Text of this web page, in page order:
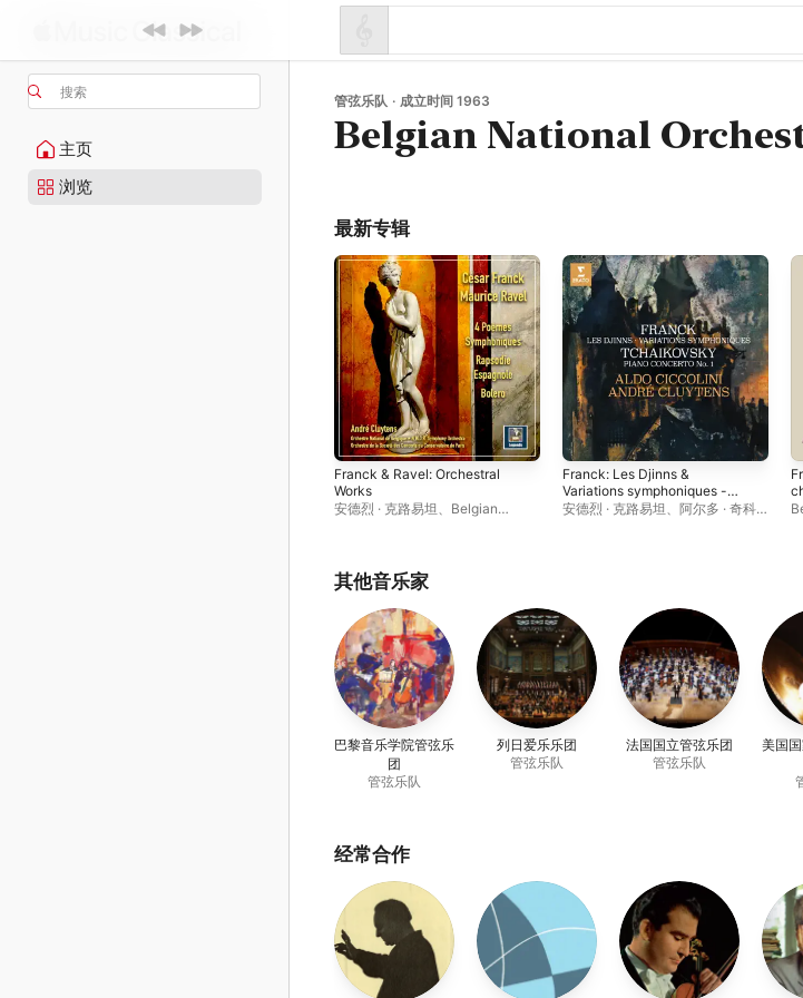
搜索
主页
浏览
管弦乐队 · 成立时间 1963
Belgian National
最新专辑
Franck & Ravel: Orchestral
Works
安德烈 · 克路易坦
Belgian
Franck: Les Djinns &
Variations symphoniques -
Tchaikovsky: Piano Concerto
安德烈 · 克路易坦
阿尔多 · 奇科
其他音乐家
巴黎音乐学院管弦乐
团
管弦乐队
列日爱乐乐团
管弦乐队
法国国立管弦乐团
管弦乐队
美国
经常合作